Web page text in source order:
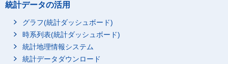
統計データの活用
グラフ(統計ダッシュボード)
時系列表(統計ダッシュボード)
統計地理情報システム
統計データダウンロード